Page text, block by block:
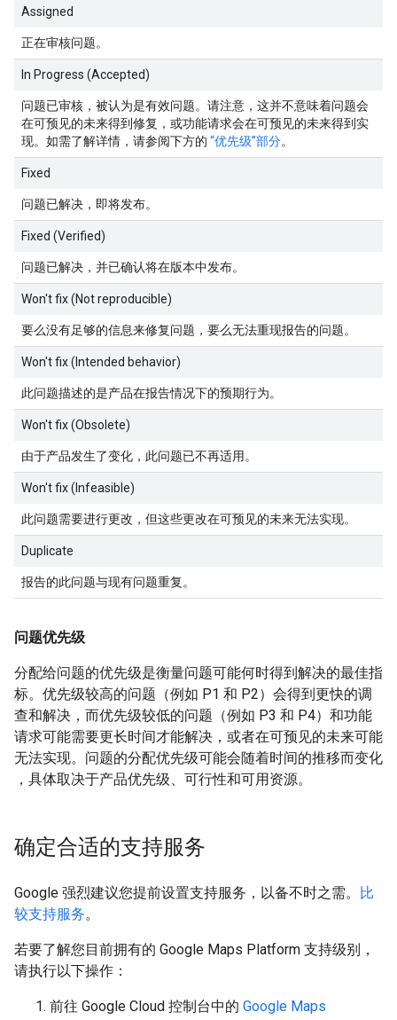
Assigned
正在审核问题。
In Progress (Accepted)
问题已审核，被认为是有效问题。请注意，这并不意味着问题会
在可预见的未来得到修复，或功能请求会在可预见的未来得到实
现。如需了解详情，请参阅下方的 “优先级”部分。
Fixed
问题已解决，即将发布。
Fixed (Verified)
问题已解决，并已确认将在版本中发布。
Won't fix (Not reproducible)
要么没有足够的信息来修复问题，要么无法重现报告的问题。
Won't fix (Intended behavior)
此问题描述的是产品在报告情况下的预期行为。
Won't fix (Obsolete)
由于产品发生了变化，此问题已不再适用。
Won't fix (Infeasible)
此问题需要进行更改，但这些更改在可预见的未来无法实现。
Duplicate
报告的此问题与现有问题重复。
问题优先级
分配给问题的优先级是衡量问题可能何时得到解决的最佳指
标。优先级较高的问题（例如 P1 和 P2）会得到更快的调
查和解决，而优先级较低的问题（例如 P3 和 P4）和功能
请求可能需要更长时间才能解决，或者在可预见的未来可能
无法实现。问题的分配优先级可能会随着时间的推移而变化
，具体取决于产品优先级、可行性和可用资源。
确定合适的支持服务
Google 强烈建议您提前设置支持服务，以备不时之需。
比
较支持服务。
若要了解您目前拥有的 Google Maps Platform 支持级别，
请执行以下操作：
前往 Google Cloud 控制台中的 Google Maps